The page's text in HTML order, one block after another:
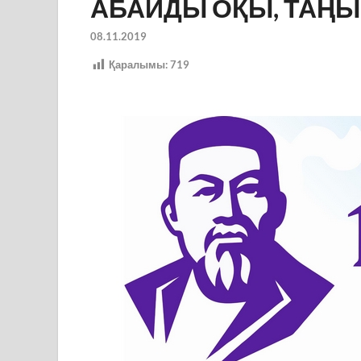
АБАЙДЫ ОҚЫ,
08.11.2019
Қаралымы:719